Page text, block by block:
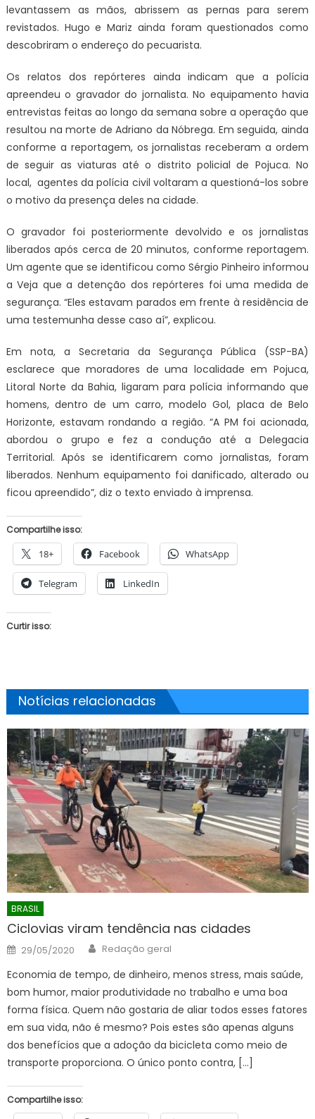
levantassem as mãos, abrissem as pernas para serem
revistados. Hugo e Mariz ainda foram questionados como
descobriram o endereço do pecuarista.
Os relatos dos repórteres ainda indicam que a polícia
apreendeu o gravador do jornalista. No equipamento havia
entrevistas feitas ao longo da semana sobre a operação que
resultou na morte de Adriano da Nóbrega. Em seguida, ainda
conforme a reportagem, os jornalistas receberam a ordem
de seguir as viaturas até o distrito policial de Pojuca. No
local, agentes da polícia civil voltaram a questioná-los sobre
o motivo da presença deles na cidade.
O gravador foi posteriormente devolvido e os jornalistas
liberados após cerca de 20 minutos, conforme reportagem.
Um agente que se identificou como Sérgio Pinheiro informou
a Veja que a detenção dos repórteres foi uma medida de
segurança. “Eles estavam parados em frente à residência de
uma testemunha desse caso aí”, explicou.
Em nota, a Secretaria da Segurança Pública (SSP-BA)
esclarece que moradores de uma localidade em Pojuca,
Litoral Norte da Bahia, ligaram para polícia informando que
homens, dentro de um carro, modelo Gol, placa de Belo
Horizonte, estavam rondando a região. “A PM foi acionada,
abordou o grupo e fez a condução até a Delegacia
Territorial. Após se identificarem como jornalistas, foram
liberados. Nenhum equipamento foi danificado, alterado ou
ficou apreendido”, diz o texto enviado à imprensa.
Compartilhe isso:
18+ Facebook WhatsApp
Telegram LinkedIn
Curtir isso:
Notícias relacionadas
BRASIL
Ciclovias viram tendência nas cidades
Posted
on
29/05/2020 Author
Redação geral
Economia de tempo, de dinheiro, menos stress, mais saúde,
bom humor, maior produtividade no trabalho e uma boa
forma física. Quem não gostaria de aliar todos esses fatores
em sua vida, não é mesmo? Pois estes são apenas alguns
dos benefícios que a adoção da bicicleta como meio de
transporte proporciona. O único ponto contra, […]
Compartilhe isso: